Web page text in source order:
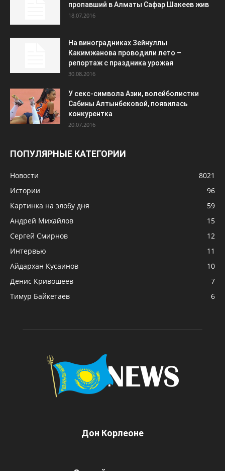
пропавший в Алматы Сафар Шакеев жив
18.07.2016
На виноградниках Зейнуллы
Какимжанова проводили лето –
репортаж с праздника урожая
30.08.2016
У секс-символа Азии, волейболистки
Сабины Алтынбековой, появилась
конкурентка
20.07.2016
ПОПУЛЯРНЫЕ КАТЕГОРИИ
Новости
8021
Истории
96
Картинка на злобу дня
59
Андрей Михайлов
15
Сергей Смирнов
12
Интервью
11
Айдархан Кусаинов
10
Денис Кривошеев
7
Тимур Байкетаев
6
Дон Корлеоне